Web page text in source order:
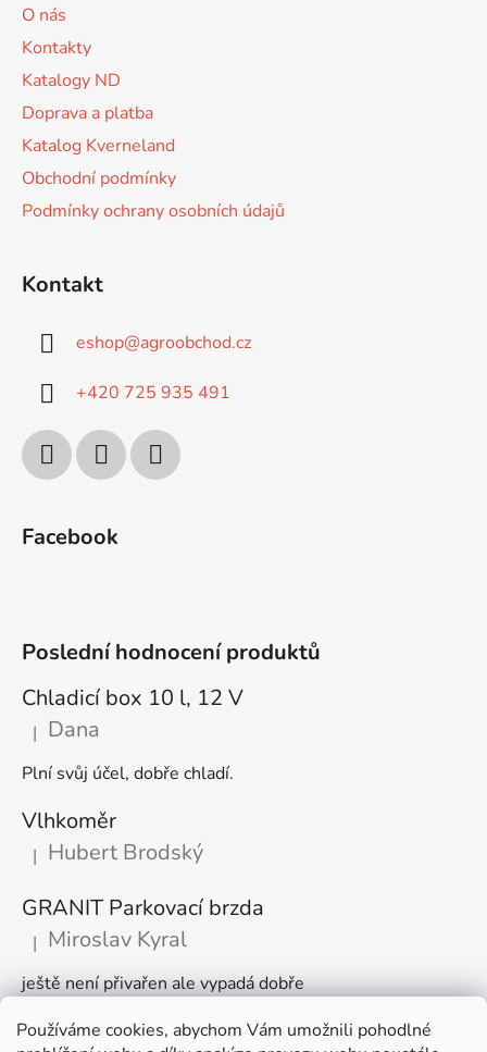
Používáme cookies, abychom Vám umožnili pohodlné
O nás
Kontakty
Katalogy ND
Doprava a platba
Katalog Kverneland
Obchodní podmínky
Podmínky ochrany osobních údajů
Kontakt
eshop@agroobchod.cz
+420 725 935 491
Facebook
Poslední hodnocení produktů
Chladicí box 10 l, 12 V
Hodnocení produktu je 5 z 5 hvězdiček.
| Dana
Plní svůj účel, dobře chladí.
Vlhkoměr
Hodnocení produktu je 5 z 5 hvězdiček.
| Hubert Brodský
GRANIT Parkovací brzda
Hodnocení produktu je 5 z 5 hvězdiček.
| Miroslav Kyral
ještě není přivařen ale vypadá dobře